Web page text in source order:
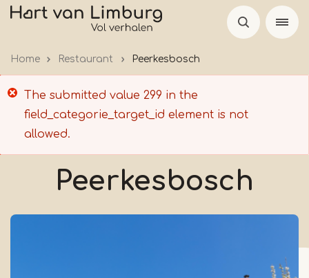
Skip
Home Restaurant Peerkesbosch
Error
message
The submitted value 299 in the
field_categorie_target_id element is not
allowed.
Peerkesbosch